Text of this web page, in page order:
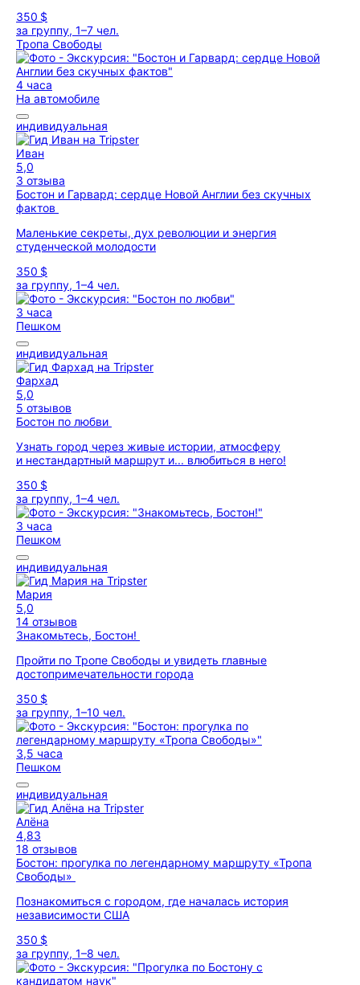
350 $
за группу, 1–7 чел.
Тропа Свободы
4 часа
На автомобиле
индивидуальная
Иван
5,0
3 отзыва
Бостон и Гарвард: сердце Новой Англии без скучных
фактов
Маленькие секреты, дух революции и энергия
студенческой молодости
350 $
за группу, 1–4 чел.
3 часа
Пешком
индивидуальная
Фархад
5,0
5 отзывов
Бостон по любви
Узнать город через живые истории, атмосферу
и нестандартный маршрут и... влюбиться в него!
350 $
за группу, 1–4 чел.
3 часа
Пешком
индивидуальная
Мария
5,0
14 отзывов
Знакомьтесь, Бостон!
Пройти по Тропе Свободы и увидеть главные
достопримечательности города
350 $
за группу, 1–10 чел.
3,5 часа
Пешком
индивидуальная
Алёна
4,83
18 отзывов
Бостон: прогулка по легендарному маршруту «Тропа
Свободы»
Познакомиться с городом, где началась история
независимости США
350 $
за группу, 1–8 чел.